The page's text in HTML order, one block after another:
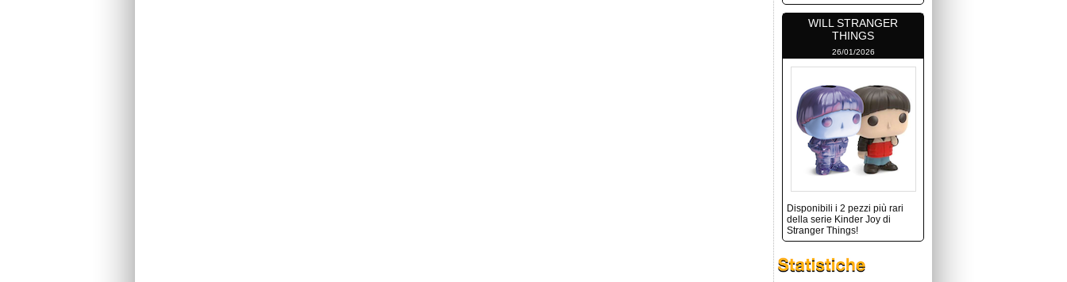
WILL STRANGER
THINGS
26/01/2026
Disponibili i 2 pezzi più rari
della serie Kinder Joy di
Stranger Things!